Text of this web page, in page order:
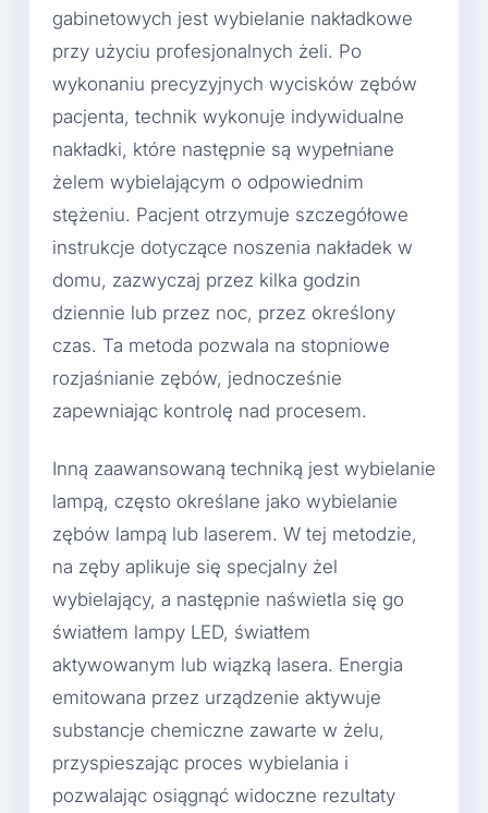
gabinetowych jest wybielanie nakładkowe
przy użyciu profesjonalnych żeli. Po
wykonaniu precyzyjnych wycisków zębów
pacjenta, technik wykonuje indywidualne
nakładki, które następnie są wypełniane
żelem wybielającym o odpowiednim
stężeniu. Pacjent otrzymuje szczegółowe
instrukcje dotyczące noszenia nakładek w
domu, zazwyczaj przez kilka godzin
dziennie lub przez noc, przez określony
czas. Ta metoda pozwala na stopniowe
rozjaśnianie zębów, jednocześnie
zapewniając kontrolę nad procesem.
Inną zaawansowaną techniką jest wybielanie
lampą, często określane jako wybielanie
zębów lampą lub laserem. W tej metodzie,
na zęby aplikuje się specjalny żel
wybielający, a następnie naświetla się go
światłem lampy LED, światłem
aktywowanym lub wiązką lasera. Energia
emitowana przez urządzenie aktywuje
substancje chemiczne zawarte w żelu,
przyspieszając proces wybielania i
pozwalając osiągnąć widoczne rezultaty